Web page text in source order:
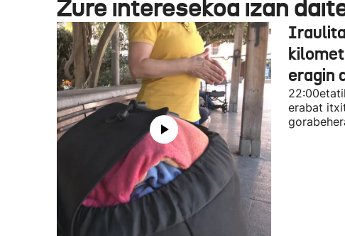
Zure interesekoa izan
eragin
erabat